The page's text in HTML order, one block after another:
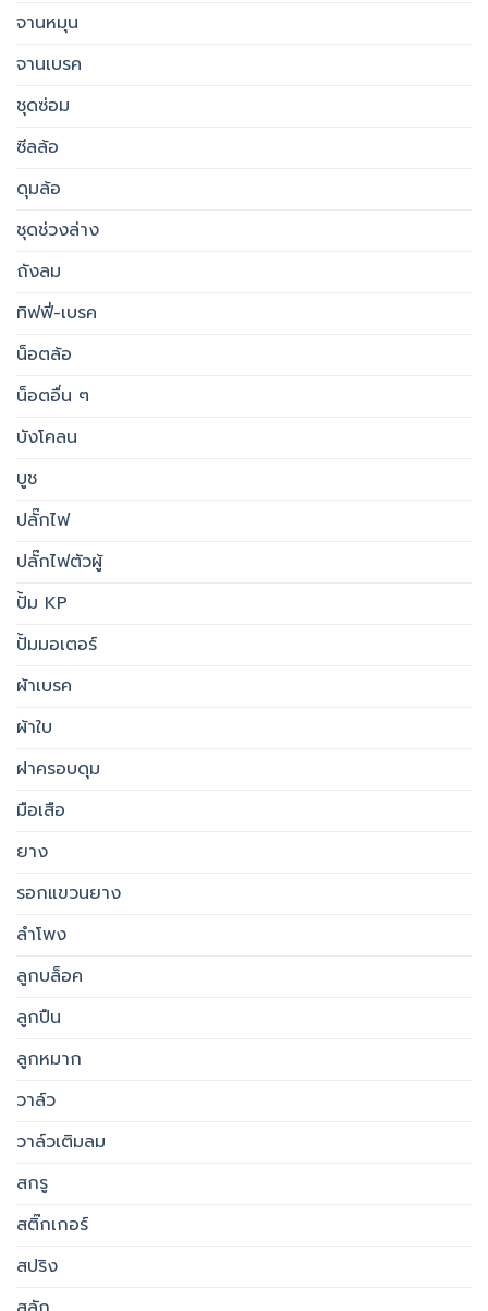
จานหมุน
จานเบรค
ชุดซ่อม
ซีลล้อ
ดุมล้อ
ชุดช่วงล่าง
ถังลม
ทิฟฟี่-เบรค
น็อตล้อ
น็อตอื่น ๆ
บังโคลน
บูช
ปลั๊กไฟ
ปลั๊กไฟตัวผู้
ปั้ม KP
ปั้มมอเตอร์
ผ้าเบรค
ผ้าใบ
ฝาครอบดุม
มือเสือ
ยาง
รอกแขวนยาง
ลำโพง
ลูกบล็อค
ลูกปืน
ลูกหมาก
วาล์ว
วาล์วเติมลม
สกรู
สติ๊กเกอร์
สปริง